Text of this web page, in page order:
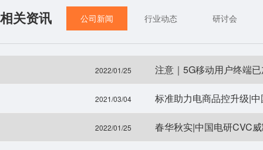
相关资讯 公司新闻 行业动态 研讨会
2022/01/25 注意｜5G移动用户终端
2021/03/04
2022/01/25 春华秋实|中国电研CVC